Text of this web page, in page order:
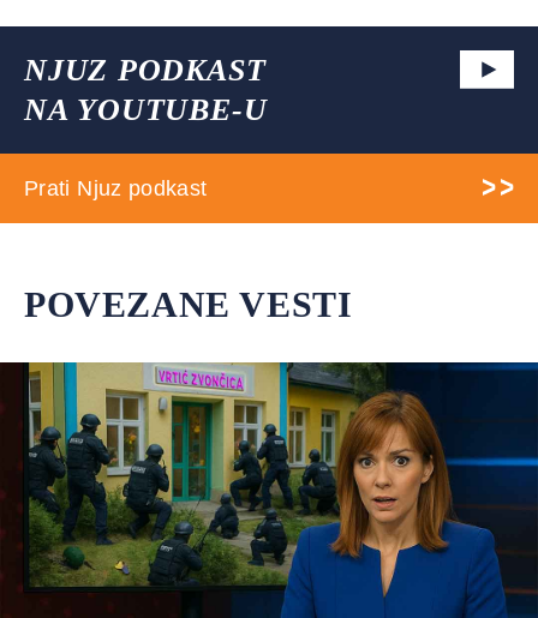
NJUZ PODKAST
NA YOUTUBE-U
Prati Njuz podkast
POVEZANE VESTI